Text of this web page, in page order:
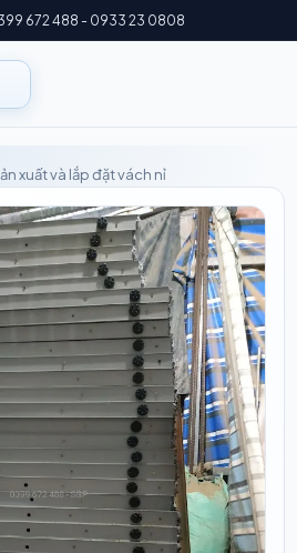
672 488 - 0933 23 0808
xuất và lắp đặt vách nỉ